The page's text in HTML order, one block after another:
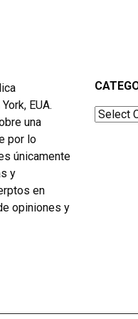
EUA.
una
por lo
únicamente
y
en
opiniones y